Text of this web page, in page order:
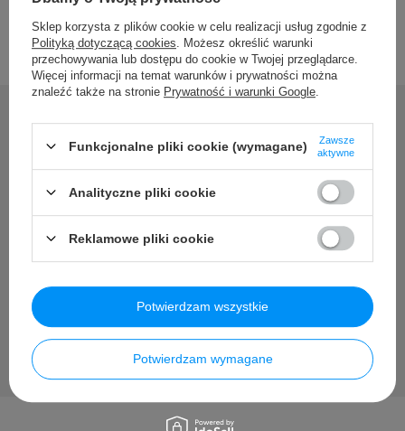
Potrzebujesz pomocy? Masz
pytania?
Zadaj pytanie a my odpowiemy niezwłocznie, najciekawsze
pytania i odpowiedzi publikując dla innych.
Sklep korzysta z plików cookie w celu realizacji usług zgodnie z
Polityką dotyczącą cookies . Możesz określić warunki
przechowywania lub dostępu do cookie w Twojej przeglądarce.
Więcej informacji na temat warunków i prywatności można
znaleźć także na stronie Prywatność i warunki Google
Funkcjonalne pliki cookie (wymagane)
Zawsze
aktywne
Analityczne pliki cookie
Reklamowe pliki cookie
Potwierdzam wymagane
Potwierdzam wszystkie